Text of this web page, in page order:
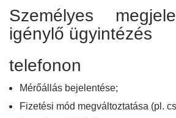
Személyes
igénylő ügyintézés
telefonon
Mérőállás bejelentése;
Fizetési mód megváltoztatása (pl.